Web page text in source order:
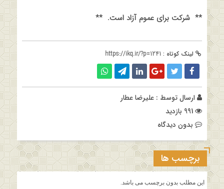
** شرکت برای عموم آزاد است.
**
لینک کوتاه : https://ikq.ir/?p=1241
ارسال توسط : علیرضا عطار
بدون دیدگاه
برچسب ها
این مطلب بدون برچسب می باشد.